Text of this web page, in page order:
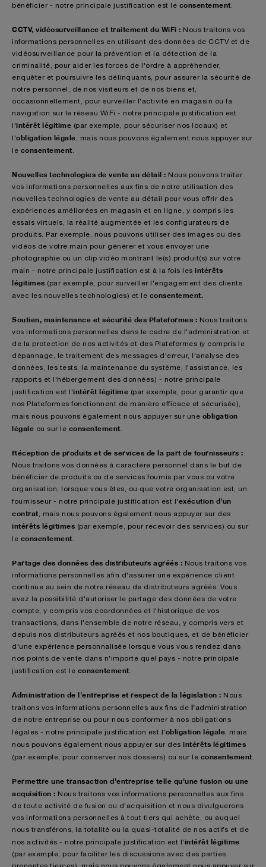
bénéficier - notre principale justification est le consentement
CCTV, vidéosurveillance et traitement du WiFi : Nous traitons vos
informations personnelles en utilisant des données de CCTV et de
vidéosurveillance pour la prévention et la détection de la
criminalité, pour aider les forces de l'ordre à appréhender,
enquêter et poursuivre les délinquants, pour assurer la sécurité de
notre personnel, de nos visiteurs et de nos biens et,
occasionnellement, pour surveiller l'activité en magasin ou la
navigation sur le réseau WiFi - notre principale justification est
l'intérêt légitime (par exemple, pour sécuriser nos locaux) et
l'obligation légale , mais nous pouvons également nous appuyer sur
le consentement
Nouvelles technologies de vente au détail : Nous pouvons traiter
vos informations personnelles aux fins de notre utilisation des
nouvelles technologies de vente au détail pour vous offrir des
expériences améliorées en magasin et en ligne, y compris les
essais virtuels, la réalité augmentée et les configurateurs de
produits. Par exemple, nous pouvons utiliser des images ou des
vidéos de votre main pour générer et vous envoyer une
photographie ou un clip vidéo montrant le(s) produit(s) sur votre
main - notre principale justification est à la fois les intérêts
légitimes (par exemple, pour surveiller l'engagement des clients
avec les nouvelles technologies) et le consentement.
Soutien, maintenance et sécurité des Plateformes : Nous traitons
vos informations personnelles dans le cadre de l'administration et
de la protection de nos activités et des Plateformes (y compris le
dépannage, le traitement des messages d'erreur, l'analyse des
données, les tests, la maintenance du système, l'assistance, les
rapports et l'hébergement des données) - notre principale
justification est l'intérêt légitime (par exemple, pour garantir que
nos Plateformes fonctionnent de manière efficace et sécurisée),
mais nous pouvons également nous appuyer sur une obligation
légale ou sur le consentement
Réception de produits et de services de la part de fournisseurs :
Nous traitons vos données à caractère personnel dans le but de
bénéficier de produits ou de services fournis par vous ou votre
organisation, lorsque vous êtes, ou que votre organisation est, un
fournisseur - notre principale justification est l'exécution d'un
contrat , mais nous pouvons également nous appuyer sur des
intérêts légitimes (par exemple, pour recevoir des services) ou sur
le consentement
Partage des données des distributeurs agréés : Nous traitons vos
informations personnelles afin d'assurer une expérience client
continue au sein de notre réseau de distributeurs agréés. Vous
avez la possibilité d'autoriser le partage des données de votre
compte, y compris vos coordonnées et l'historique de vos
transactions, dans l'ensemble de notre réseau, y compris vers et
depuis nos distributeurs agréés et nos boutiques, et de bénéficier
d'une expérience personnalisée lorsque vous vous rendez dans
nos points de vente dans n'importe quel pays - notre principale
justification est le consentement
Administration de l'entreprise et respect de la législation : Nous
traitons vos informations personnelles aux fins de l'administration
de notre entreprise ou pour nous conformer à nos obligations
légales - notre principale justification est l'obligation légale , mais
nous pouvons également nous appuyer sur des intérêts légitimes
(par exemple, pour conserver nos dossiers) ou sur le consentement
Permettre une transaction d'entreprise telle qu'une fusion ou une
acquisition : Nous traitons vos informations personnelles aux fins
de toute activité de fusion ou d'acquisition et nous divulguerons
vos informations personnelles à tout tiers qui achète, ou auquel
nous transférons, la totalité ou la quasi-totalité de nos actifs et de
nos activités - notre principale justification est l'intérêt légitime
(par exemple, pour faciliter les discussions avec des parties